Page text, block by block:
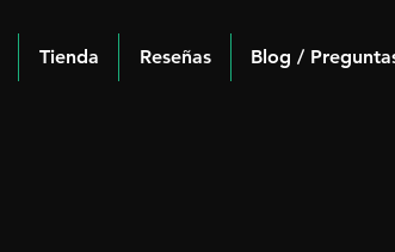
Tienda Reseñas Blog /